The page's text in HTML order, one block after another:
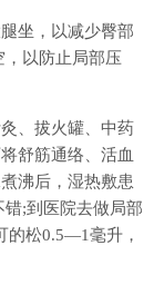
坐，以减少臀部
以防止局部压
、拔火罐、中药
舒筋通络、活血
沸后，湿热敷患
;到医院去做局部
的松0.5—1毫升，